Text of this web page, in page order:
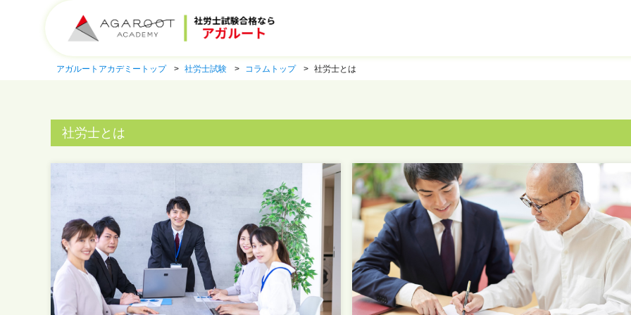
アガルートアカデミートップ 社労士試験 コラムトップ 社労士とは
社労士とは